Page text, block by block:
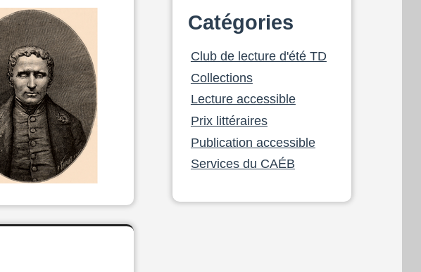
Catégories
Club de lecture d'été TD
Collections
Lecture accessible
Prix littéraires
Publication accessible
Services du CAÉB